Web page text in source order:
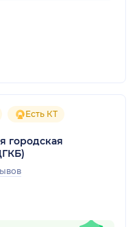
Есть КТ
городская